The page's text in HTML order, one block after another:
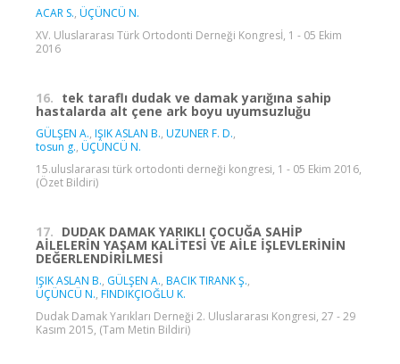
ACAR S., ÜÇÜNCÜ N.
XV. Uluslararası Türk Ortodonti Derneği Kongresİ, 1 - 05 Ekim
2016
16. tek taraflı dudak ve damak yarığına sahip
hastalarda alt çene ark boyu uyumsuzluğu
GÜLŞEN A., IŞIK ASLAN B., UZUNER F. D.,
tosun g., ÜÇÜNCÜ N.
15.uluslararası türk ortodonti derneği kongresi, 1 - 05 Ekim 2016,
(Özet Bildiri)
17. DUDAK DAMAK YARIKLI ÇOCUĞA SAHİP
AİLELERİN YAŞAM KALİTESİ VE AİLE İŞLEVLERİNİN
DEĞERLENDİRİLMESİ
IŞIK ASLAN B., GÜLŞEN A., BACIK TIRANK Ş.,
ÜÇÜNCÜ N., FINDIKÇIOĞLU K.
Dudak Damak Yarıkları Derneği 2. Uluslararası Kongresi, 27 - 29
Kasım 2015, (Tam Metin Bildiri)